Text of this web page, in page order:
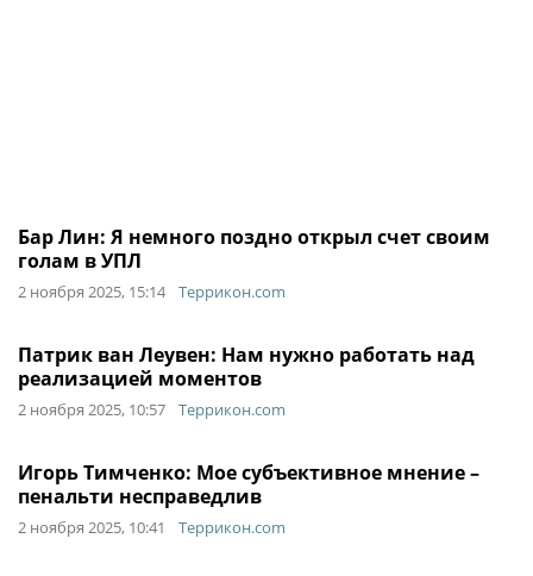
Бар Лин: Я немного поздно открыл счет своим
голам в УПЛ
2 ноября 2025, 15:14 Террикон.com
Патрик ван Леувен: Нам нужно работать над
реализацией моментов
2 ноября 2025, 10:57 Террикон.com
Игорь Тимченко: Мое субъективное мнение –
пенальти несправедлив
2 ноября 2025, 10:41 Террикон.com